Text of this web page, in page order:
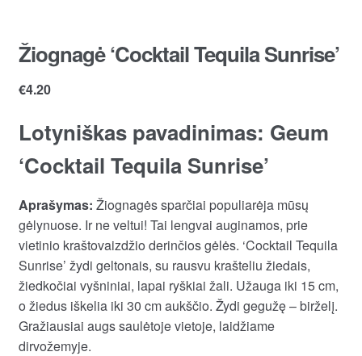
Žiognagė ‘Cocktail Tequila Sunrise’
€4.20
Lotyniškas pavadinimas: Geum
‘Cocktail Tequila Sunrise’
Aprašymas: Žiognagės sparčiai populiarėja mūsų
gėlynuose. Ir ne veltui! Tai lengvai auginamos, prie
vietinio kraštovaizdžio derinčios gėlės. ‘Cocktail Tequila
Sunrise’ žydi geltonais, su rausvu krašteliu žiedais,
žiedkočiai vyšniniai, lapai ryškiai žali. Užauga iki 15 cm,
o žiedus iškelia iki 30 cm aukščio. Žydi gegužę – birželį.
Gražiausiai augs saulėtoje vietoje, laidžiame
dirvožemyje.